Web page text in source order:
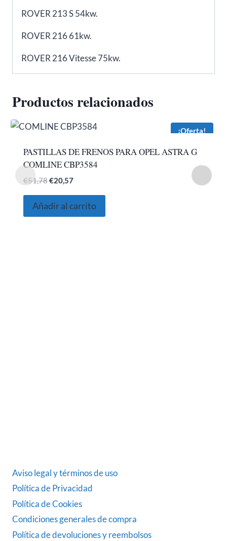
ROVER 213 S 54kw.
ROVER 216 61kw.
ROVER 216 Vitesse 75kw.
Productos relacionados
¡Oferta!
PASTILLAS DE FRENOS PARA OPEL ASTRA G
COMLINE CBP3584
€51,78 El
original
era:
€20,57El
actual
es:
Añadir al carrito
Aviso legal y términos de uso
Política de Privacidad
Política de Cookies
Condiciones generales de compra
Política de devoluciones y reembolsos